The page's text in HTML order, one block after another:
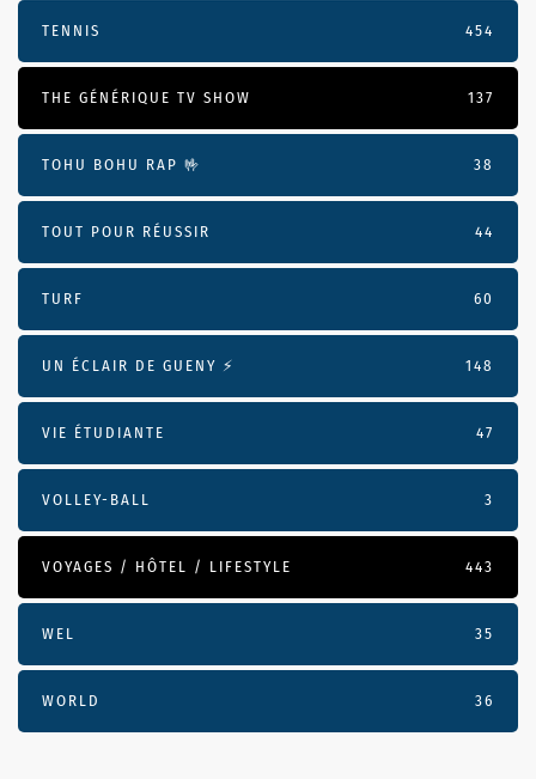
TENNIS 454
THE GÉNÉRIQUE TV SHOW 137
TOHU BOHU RAP 🤟 38
TOUT POUR RÉUSSIR 44
TURF 60
UN ÉCLAIR DE GUENY ⚡️ 148
VIE ÉTUDIANTE 47
VOLLEY-BALL 3
VOYAGES / HÔTEL / LIFESTYLE 443
WEL 35
WORLD 36